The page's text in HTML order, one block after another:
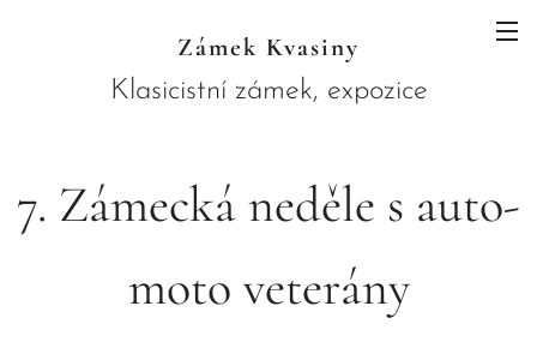
Zámek Kvasiny
Klasicistní zámek, expozice
horami
7. Zámecká neděle s auto-
moto veterány